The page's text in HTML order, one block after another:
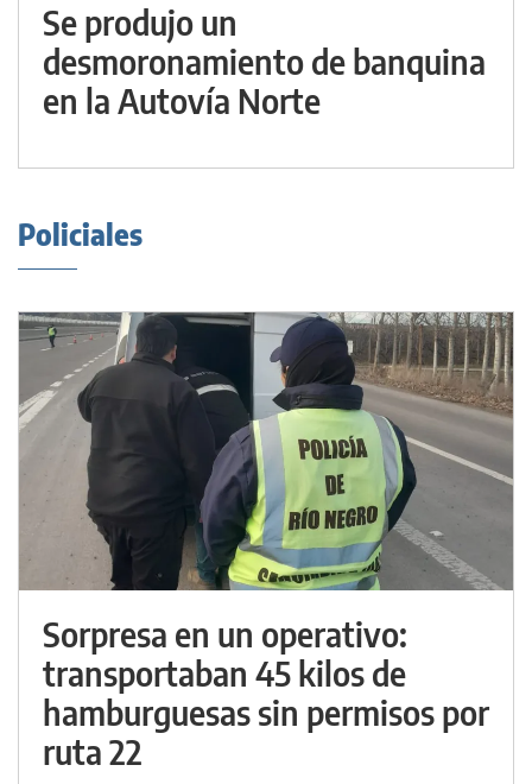
Se produjo un
desmoronamiento de banquina
en la Autovía Norte
Policiales
Sorpresa en un operativo:
transportaban 45 kilos de
hamburguesas sin permisos por
ruta 22